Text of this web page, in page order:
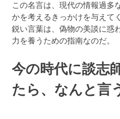
この名言は、現代の情報過多
かを考えるきっかけを与えて
鋭い言葉は、偽物の美談に惑
力を養うための指南なのだ。
今の時代に談志
たら、なんと言